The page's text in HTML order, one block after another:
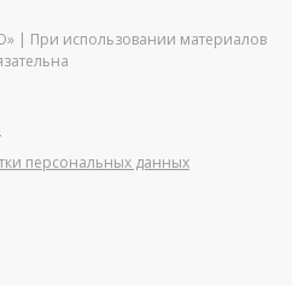
| При использовании материалов
персональных данных